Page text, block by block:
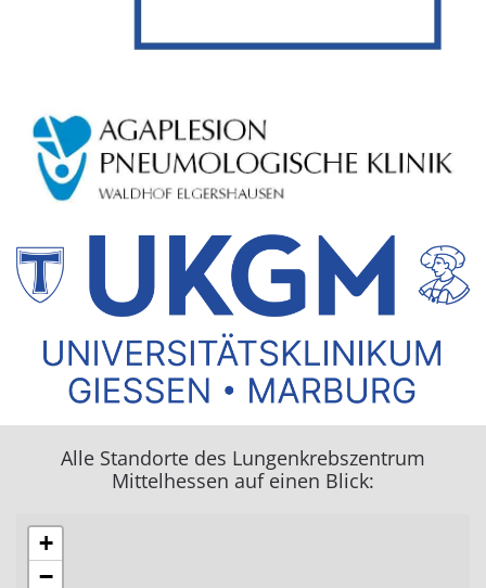
Alle Standorte des Lungenkrebszentrum
Mittelhessen auf einen Blick:
+
−